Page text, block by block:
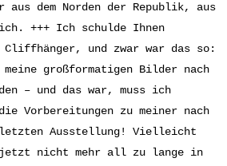
aus dem Norden der Republik, aus
+++ Ich schulde Ihnen
Cliffhänger, und zwar war das so:
großformatigen Bilder nach
– und das war, muss ich
Vorbereitungen zu meiner nach
Ausstellung! Vielleicht
nicht mehr all zu lange in